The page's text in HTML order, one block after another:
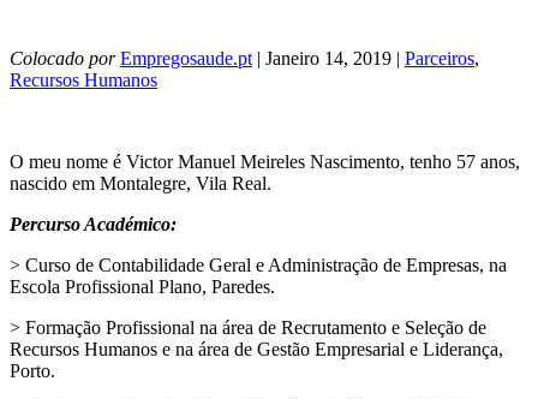
Colocado por Empregosaude.pt | Janeiro 14, 2019 | Parceiros,
Recursos Humanos
O meu nome é Victor Manuel Meireles Nascimento, tenho 57 anos,
nascido em Montalegre, Vila Real.
Percurso Académico:
> Curso de Contabilidade Geral e Administração de Empresas, na
Escola Profissional Plano, Paredes.
> Formação Profissional na área de Recrutamento e Seleção de
Recursos Humanos e na área de Gestão Empresarial e Liderança,
Porto.